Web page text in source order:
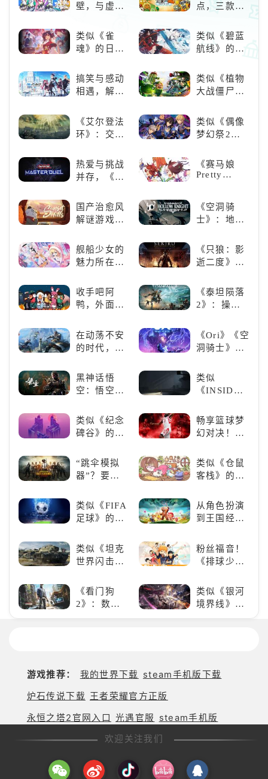
壁，与虚拟
写音符物语
点，三款不
防佳作
类似《雀
魂》的日系
好看的ACG
看板娘们等
类似《碧蓝
航线》的养
养成你的梦
想！
搞笑与感动
相遇，解锁
的魅力
类似《植物
大战僵尸》
游戏，休闲
娱乐尽在手
中！
《艾尔登法
环》：交界
奇与魂系新
巅峰
类似《偶像
梦幻祭2》
游推荐：完
美还原偶像
像团
热爱与挑战
并存，《游
决斗》，牌
佬都爱玩的
《赛马娘
Pretty
的竞速之旅
国产治愈风
解谜游戏
丘》
《空洞骑
士》：地下
探索与极致
冒险
舰船少女的
魅力所在：
线》
《只狼：影
逝二度》：
魄的忍者之
旅
收手吧阿
鸭，外面全
《泰坦陨落
2》：操控
未来战场；
跑酷突袭，
改写战斗格
在动荡不安
的时代，踏
《Ori》《空
洞骑士》
胞》横向对
比，不知道
黑神话悟
空：悟空携
来，游戏界
的东方巨
类似
《INSIDE》
戏！快动起
你的小脑筋
类似《纪念
碑谷》的解
荐：体验沉
浸式解谜，
畅享篮球梦
幻对决！
2K24梦幻球
队》类似游
“跳伞模拟
器”？要
“刚”？
类似《仓鼠
客栈》的萌
荐！快来养
赛博宠物
类似《FIFA
足球》的足
荐！快来赢
得世界冠军
吧！
从角色扮演
到王国经
游为何能俘
获玩家心？
类似《坦克
世界闪击
（WOTB）
的军事类游
粉丝福音！
《排球少
HIGH!!》手
游还原经典
《看门狗
2》：数字
世界的精彩
类似《银河
境界线》的
二次元战棋
游戏推荐： 我的世界下载 steam手机版下载
炉石传说下载 王者荣耀官方正版
永恒之塔2官网入口 光遇官服
steam手机版
欢迎关注我们